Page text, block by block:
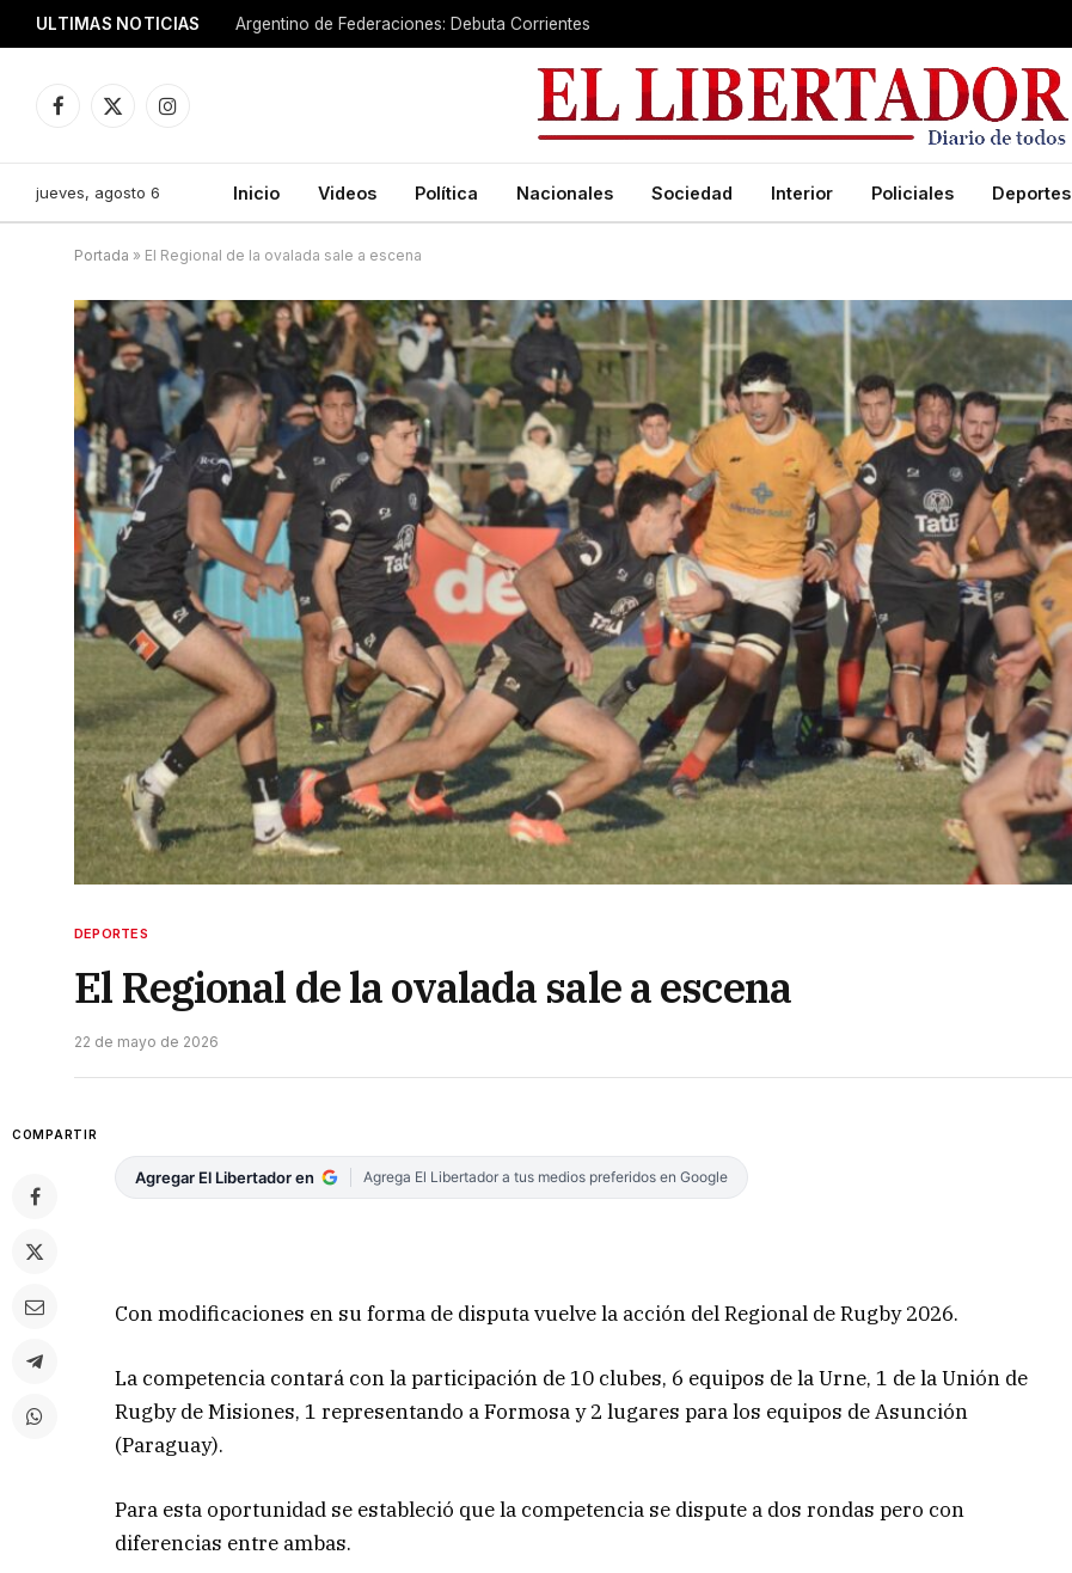
ULTIMAS NOTICIAS Argentino de Federaciones: Debuta Corrientes
Facebook
X
Instagram
jueves, agosto 6 Inicio Videos Política Nacionales Sociedad Interior Policiales Deportes
Portada » El Regional de la ovalada sale a escena
DEPORTES
El Regional de la ovalada sale a escena
22 de mayo de 2026
COMPARTIR
Agregar El Libertador en Agrega El Libertador a tus medios preferidos en Google
Con modificaciones en su forma de disputa vuelve la acción del Regional de Rugby 2026.
La competencia contará con la participación de 10 clubes, 6 equipos de la Urne, 1 de la Unión de
Rugby de Misiones, 1 representando a Formosa y 2 lugares para los equipos de Asunción
(Paraguay).
Para esta oportunidad se estableció que la competencia se dispute a dos rondas pero con
diferencias entre ambas.